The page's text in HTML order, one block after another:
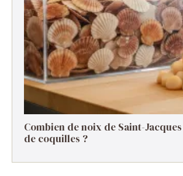
Combien de noix de Saint-
de coquilles ?